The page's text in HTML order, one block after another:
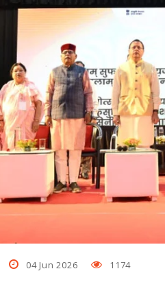
हड़ताल पर गए बिजली विभाग के कर्मचारी,
बनभूलपुर में एक हजार लोगों को नोटिस
घर में घुसकर गनप्‍वाइंट पर महिला से दुष्कर्म
स्थायी लोक अदालत में जनउपयोगी सेवाओं का
04 Jun 2026 1174